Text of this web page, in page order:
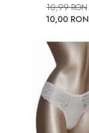
10,99 RON
10,00 RON